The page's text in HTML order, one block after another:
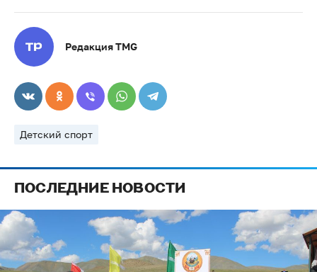
Редакция TMG
Детский спорт
ПОСЛЕДНИЕ НОВОСТИ